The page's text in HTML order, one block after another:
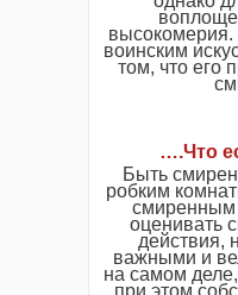
воинским
том, что его
….Что
Быть
робким
смиренным
оценивать
действия,
важными и
на самом
при этом